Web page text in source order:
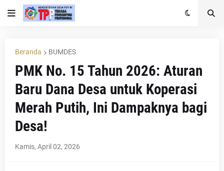
Beranda BUMDES
PMK No. 15 Tahun 2026: Aturan
Baru Dana Desa untuk Koperasi
Merah Putih, Ini Dampaknya bagi
Desa!
Kamis, April 02, 2026